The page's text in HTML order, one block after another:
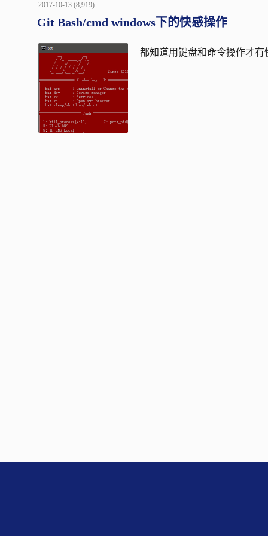
POSTED
ON
2017-10-13 (8,919)
Git Bash/cmd windows下的快感操作
都知道用键盘和命令操作才